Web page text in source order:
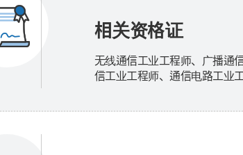
相关资格证
无线通信工业工程师、广播通
信工业工程师、通信电路工业